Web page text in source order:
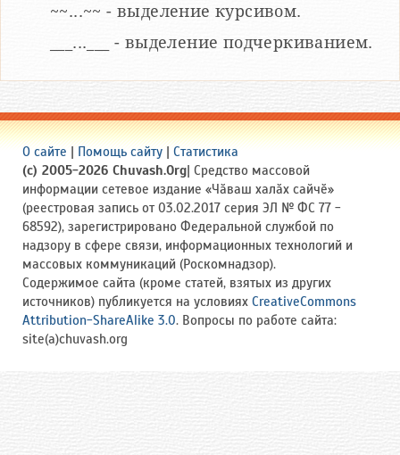
~~...~~ - выделение курсивом.
___...___ - выделение подчеркиванием.
О сайте | Помощь сайту | Статистика
(c) 2005-2026 Chuvash.Org| Средство массовой
информации сетевое издание «Чӑваш халӑх сайчӗ»
(реестровая запись от 03.02.2017 серия ЭЛ № ФС 77 -
68592), зарегистрировано Федеральной службой по
надзору в сфере связи, информационных технологий и
массовых коммуникаций (Роскомнадзор).
Содержимое сайта (кроме статей, взятых из других
источников) публикуется на условиях CreativeCommons
Attribution-ShareAlike 3.0. Вопросы по работе сайта:
site(a)chuvash.org